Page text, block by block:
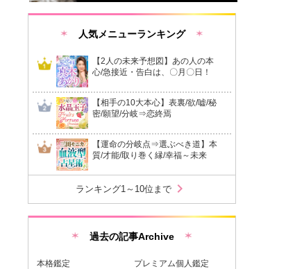
人気メニューランキング
【2人の未来予想図】あの人の本
心/急接近・告白は、〇月〇日！
【相手の10大本心】表裏/欲/嘘/秘
密/願望/分岐⇒恋終焉
【運命の分岐点⇒選ぶべき道】本
質/才能/取り巻く縁/幸福～未来
ランキング1～10位まで chevron_right
過去の記事Archive
本格鑑定 プレミアム個人鑑定